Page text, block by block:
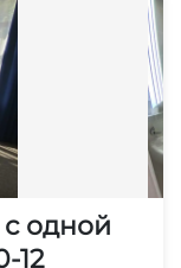
одной
12